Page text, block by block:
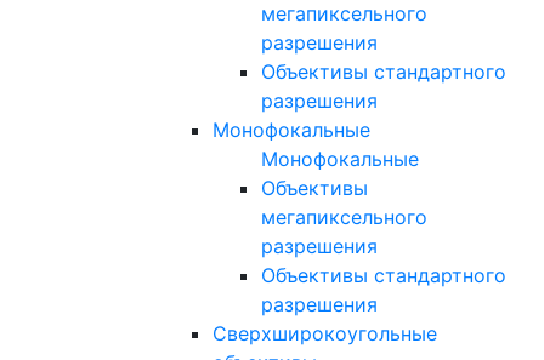
мегапиксельного
разрешения
Объективы стандартного
разрешения
Монофокальные
Монофокальные
Объективы
мегапиксельного
разрешения
Объективы стандартного
разрешения
Сверхширокоугольные